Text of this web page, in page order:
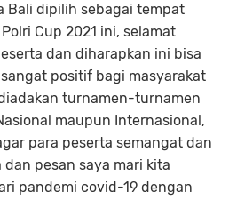
Bali dipilih sebagai tempat
Cup 2021 ini, selamat
dan diharapkan ini bisa
positif bagi masyarakat
turnamen-turnamen
maupun Internasional,
para peserta semangat dan
pesan saya mari kita
pandemi covid-19 dengan